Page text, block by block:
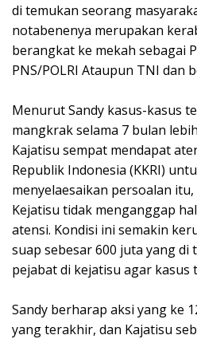
di temukan seorang
notabenenya merupakan
berangkat ke mekah sebagai
PNS/POLRI Ataupun TNI dan
Menurut Sandy kasus-kasus
mangkrak selama 7 bulan
Kajatisu sempat mendapat
Republik Indonesia (KKRI)
menyelaesaikan persoalan
Kejatisu tidak menganggap
atensi. Kondisi ini semakin
suap sebesar 600 juta yang di
pejabat di kejatisu agar
Sandy berharap aksi yang ke
yang terakhir, dan Kajatisu